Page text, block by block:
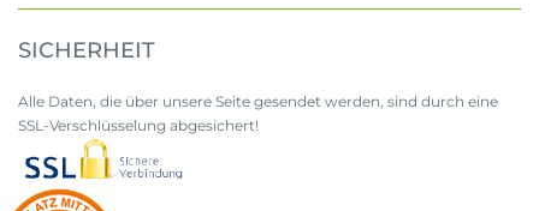
SICHERHEIT
Alle Daten, die über unsere Seite gesendet werden, sind durch eine
SSL-Verschlüsselung abgesichert!